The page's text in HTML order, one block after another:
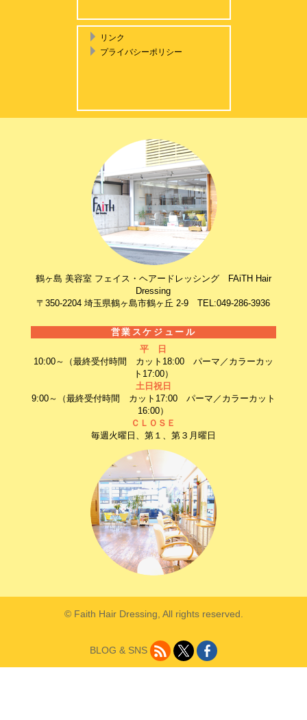
リンク
プライバシーポリシー
鶴ヶ島 美容室 フェイス・ヘアードレッシング FAiTH Hair
Dressing
〒350-2204 埼玉県鶴ヶ島市鶴ヶ丘 2-9 TEL:049-286-3936
営業スケジュール
平 日
10:00～（最終受付時間 カット18:00 パーマ／カラーカッ
ト17:00）
土日祝日
9:00～（最終受付時間 カット17:00 パーマ／カラーカット
16:00）
ＣＬＯＳＥ
毎週火曜日、第１、第３月曜日
© Faith Hair Dressing, All rights reserved.
BLOG & SNS